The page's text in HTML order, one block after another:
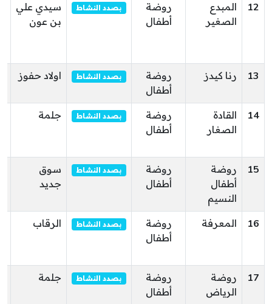
12
المبدع
الصغير
روضة
أطفال
بصدد النشاط
سيدي علي
بن عون
13
رنا كيدز
روضة
أطفال
بصدد النشاط اولاد حفوز
14
القادة
الصغار
روضة
أطفال
بصدد النشاط جلمة
15
روضة
أطفال
النسيم
روضة
أطفال
بصدد النشاط
سوق
جديد
16 المعرفة
روضة
أطفال
بصدد النشاط الرقاب
17
روضة
الرياض
روضة
أطفال
بصدد النشاط جلمة